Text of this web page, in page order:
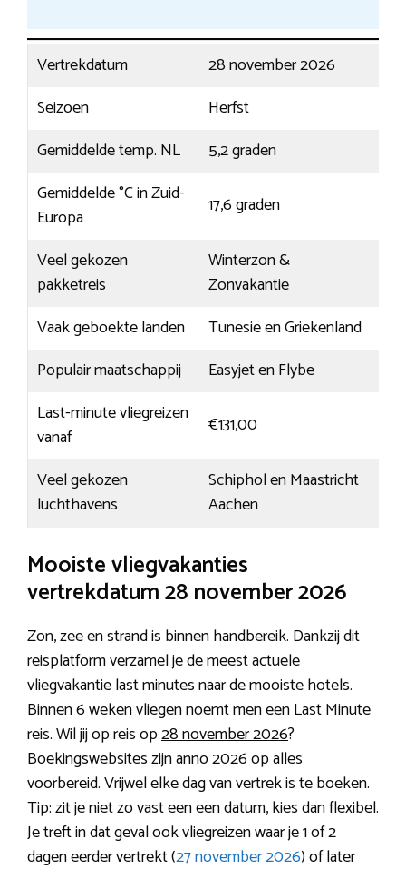
Vertrekdatum
28 november 2026
Seizoen
Herfst
Gemiddelde temp. NL
5,2 graden
Gemiddelde °C in Zuid-
Europa
17,6 graden
Veel gekozen
pakketreis
Winterzon &
Zonvakantie
Vaak geboekte landen
Tunesië en Griekenland
Populair maatschappij
Easyjet en Flybe
Last-minute vliegreizen
vanaf
€131,00
Veel gekozen
luchthavens
Schiphol en Maastricht
Aachen
Mooiste vliegvakanties
vertrekdatum 28 november 2026
Zon, zee en strand is binnen handbereik. Dankzij dit
reisplatform verzamel je de meest actuele
vliegvakantie last minutes naar de mooiste hotels.
Binnen 6 weken vliegen noemt men een Last Minute
reis. Wil jij op reis op28 november 2026?
Boekingswebsites zijn anno 2026 op alles
voorbereid. Vrijwel elke dag van vertrek is te boeken.
Tip: zit je niet zo vast een een datum, kies dan flexibel.
Je treft in dat geval ook vliegreizen waar je 1 of 2
dagen eerder vertrekt (27 november 2026) of later